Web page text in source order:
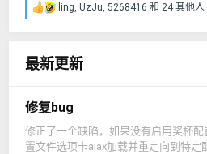
反
ling UzJu 5268416 和 24 其他人
最新更新
修复bug
修正了一个缺陷，如果没有启用奖杯
置文件选项卡ajax加载并重定向到特定